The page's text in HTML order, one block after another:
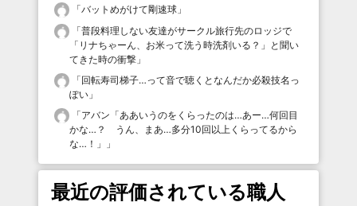
「バットめがけて剛速球 」
「普段料理しない友達がサークル旅行先のロッジで
「リナちゃーん、お米って洗う時洗剤いる？」と聞い
てきた時の衝撃 」
「回転寿司梯子…って音で聴くとなんだか必殺技名っ
ぽい 」
「アバン「ああいうのをくらったのは…あー…何回目
かな…？ うん、まあ…多分10回以上くらってるから
な…！」
」
最近の評価されている職人